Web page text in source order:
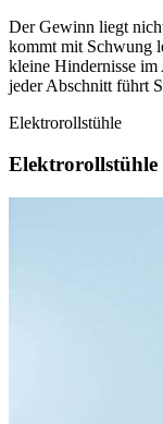
Der Gewinn liegt
kommt mit Schwung
kleine Hindernisse
jeder Abschnitt führt
Elektrorollstühle